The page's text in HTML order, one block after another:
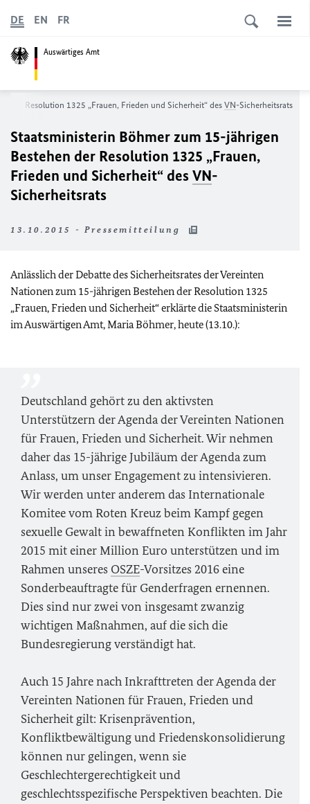
Auswärtiges Amt
DE EN FR
der Resolution 1325 „Frauen, Frieden und Sicherheit“ des VN-Sicherheitsrats
Staatsministerin Böhmer zum 15-jährigen
Bestehen der Resolution 1325 „Frauen,
Frieden und Sicherheit“ desVN-
Sicherheitsrats
13.10.2015 - Pressemitteilung
Anlässlich der Debatte des Sicherheitsrates der Vereinten
Nationen zum 15-jährigen Bestehen der Resolution 1325
„Frauen, Frieden und Sicherheit“ erklärte die Staatsministerin
im Auswärtigen Amt, Maria Böhmer, heute (13.10.):
Deutschland gehört zu den aktivsten
Unterstützern der Agenda der Vereinten Nationen
für Frauen, Frieden und Sicherheit. Wir nehmen
daher das 15-jährige Jubiläum der Agenda zum
Anlass, um unser Engagement zu intensivieren.
Wir werden unter anderem das Internationale
Komitee vom Roten Kreuz beim Kampf gegen
sexuelle Gewalt in bewaffneten Konflikten im Jahr
2015 mit einer Million Euro unterstützen und im
Rahmen unseres OSZE-Vorsitzes 2016 eine
Sonderbeauftragte für Genderfragen ernennen.
Dies sind nur zwei von insgesamt zwanzig
wichtigen Maßnahmen, auf die sich die
Bundesregierung verständigt hat.
Auch 15 Jahre nach Inkrafttreten der Agenda der
Vereinten Nationen für Frauen, Frieden und
Sicherheit gilt: Krisenprävention,
Konfliktbewältigung und Friedenskonsolidierung
können nur gelingen, wenn sie
Geschlechtergerechtigkeit und
geschlechtsspezifische Perspektiven beachten. Die